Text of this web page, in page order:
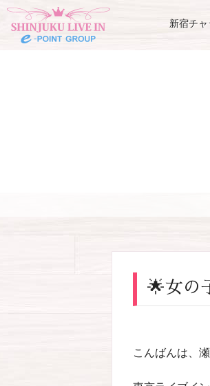
新宿チ
🌟女の
こんばんは、